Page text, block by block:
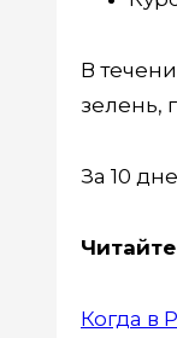
В
зелень,
За 10
Когда в